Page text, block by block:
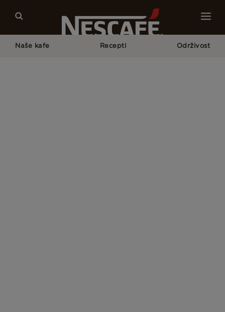
Naše kafe Recepti Održivost